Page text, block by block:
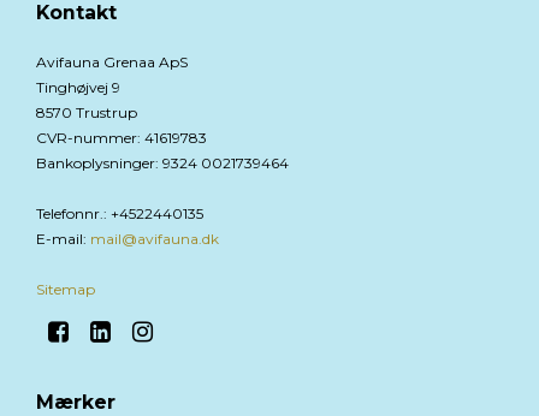
Kontakt
Avifauna Grenaa ApS
Tinghøjvej 9
8570 Trustrup
CVR-nummer: 41619783
Bankoplysninger: 9324 0021739464
Telefonnr.: +4522440135
E-mail: mail@avifauna.dk
Sitemap
Mærker